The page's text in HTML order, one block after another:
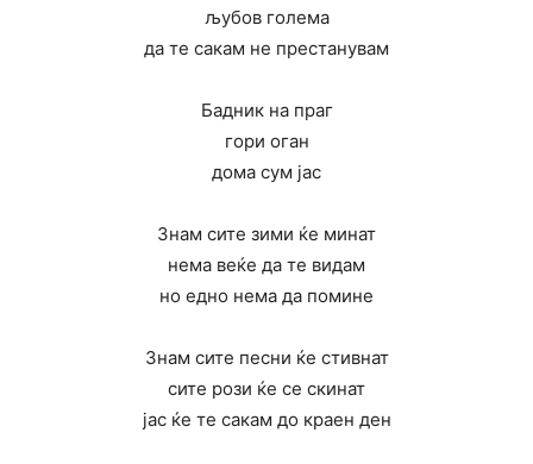
љубов голема
да те сакам не престанувам
Бадник на праг
гори оган
дома сум јас
Знам сите зими ќе минат
нема веќе да те видам
но едно нема да помине
Знам сите песни ќе стивнат
сите рози ќе се скинат
јас ќе те сакам до краен ден